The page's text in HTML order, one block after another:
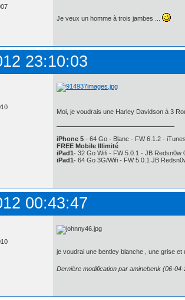
Je veux un homme à trois jambes ...
23:10:03
Moi, je voudrais une Harley Davidson à 3
iPhone 5- 64 Go - Blanc - FW 6.1.2 -
FREE Mobile Illimité
iPad1- 32 Go Wifi - FW 5.0.1 - JB Redsn0w
iPad1- 64 Go 3G/Wifi - FW 5.0.1 JB
00:43:47
je voudrai une bentley blanche , une grise et
Dernière modification par aminebenk (06-